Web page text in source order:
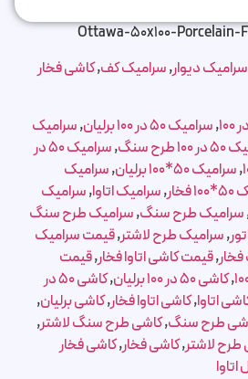
Ottawa-50x100-
دیوار,سرامیک کف,کاشی فخار
,سرامیک 50 در 100 برلیان ,سرامیک
سنگ ,
سرامیک 50 در
سرامیک 50*100 برلیان ,سرامیک
,سرامیک اتاوا,سرامیک
طرح سنگ,سرامیک طرح سنگ
,سرامیک طرح لاشتر,قیمت سرامیک
,قیمت کاشی اتاوا فخار,قیمت
,کاشی 50 در 100 برلیان ,
کاشی 50 در
اتاوا,کاشی اتاوا فخار,کاشی برلیان,
طرح سنگ,کاشی طرح سنگ لاشتر,
لاشتر,کاشی فخار,کاشی فخار